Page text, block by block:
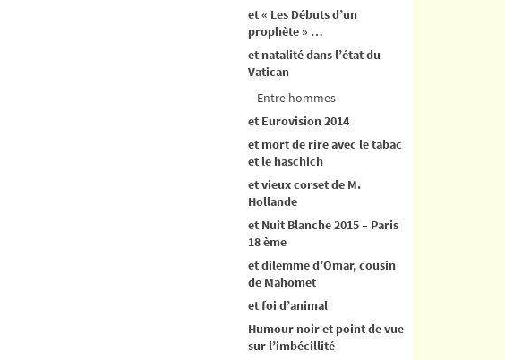
et « Les Débuts d’un
prophète » …
et natalité dans l’état du
Vatican
Entre hommes
et Eurovision 2014
et mort de rire avec le tabac
et le haschich
et vieux corset de M.
Hollande
et Nuit Blanche 2015 – Paris
18 ème
et dilemme d’Omar, cousin
de Mahomet
et foi d’animal
Humour noir et point de vue
sur l’imbécillité